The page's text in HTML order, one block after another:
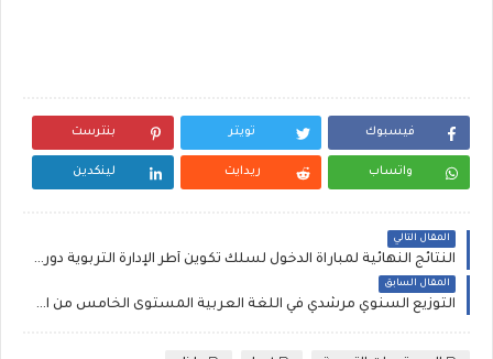
فيسبوك تويتر بنترست
واتساب ريدايت لينكدين
المقال التالي
النتائج النهائية لمباراة الدخول لسلك تكوين أطر الإدارة التربوية دورة يوليوز 2022
المقال السابق
التوزيع السنوي مرشدي في اللغة العربية المستوى الخامس من التعليم الابتدائي